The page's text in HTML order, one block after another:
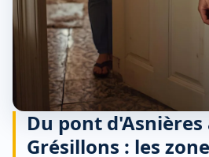
Du pont d'Asnières
Grésillons : les